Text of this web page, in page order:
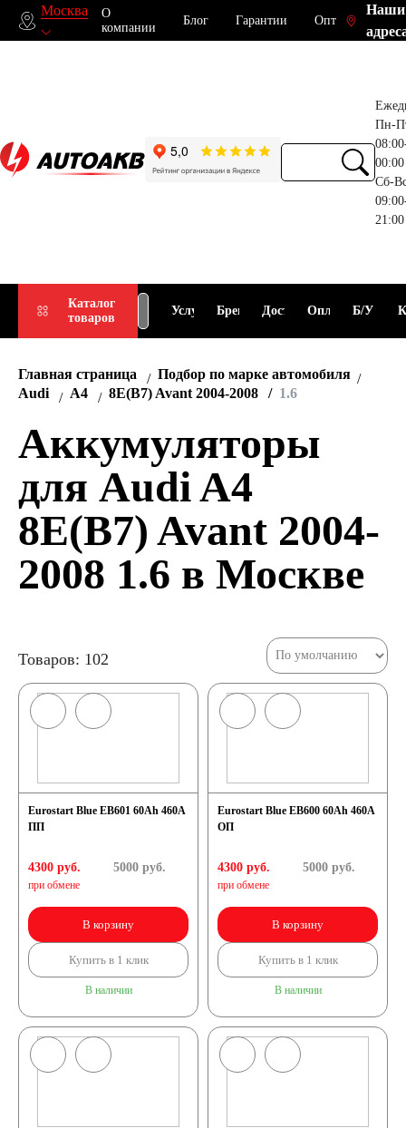
Москва
О
компании
Блог Гарантии Опт
Наши
Пн-
00:00
Сб-
21:00
Каталог
товаров
Подбор
АКБ
Услуги Бренды ДоставкаОплата Б/У
Главная страница
Подбор по марке автомобиля
Audi
A4 8E(B7) Avant 2004-2008 1.6
Аккумуляторы
для Audi A4
8E(B7) Avant 2004-
2008 1.6 в Москве
Товаров: 102
Eurostart Blue EB601 60Ah 460A
ПП
4300 руб.
при обмене
5000руб.
В корзину
Купить в 1 клик
В наличии
Eurostart Blue EB600 60Ah 460A
ОП
4300 руб.
при обмене
5000руб.
В корзину
Купить в 1 клик
В наличии